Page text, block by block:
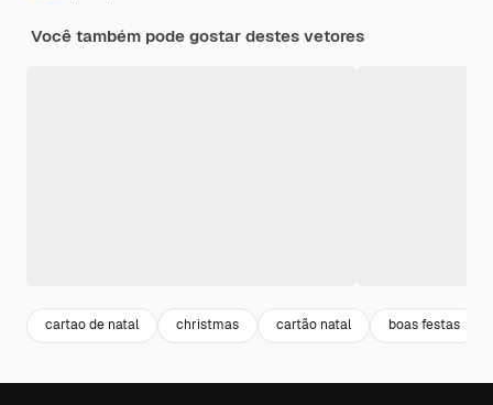
Você também pode gostar destes vetores
cartao de natal christmas cartão natal boas festas